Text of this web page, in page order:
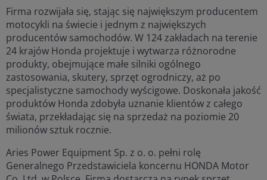
Firma rozwijała się, stając się największym producentem
motocykli na świecie i jednym z największych
producentów samochodów. W 124 zakładach na terenie
24 krajów Honda projektuje i wytwarza różnorodne
produkty, obejmujące małe silniki ogólnego
zastosowania, skutery, sprzęt ogrodniczy, aż po
specjalistyczne samochody wyścigowe. Doskonała jakość
produktów Honda zdobyła uznanie klientów z całego
świata, przekładając się na sprzedaż na poziomie 20
milionów sztuk rocznie.
Aries Power Equipment Sp. z o. o. pełni rolę
Generalnego Przedstawiciela koncernu HONDA Motor